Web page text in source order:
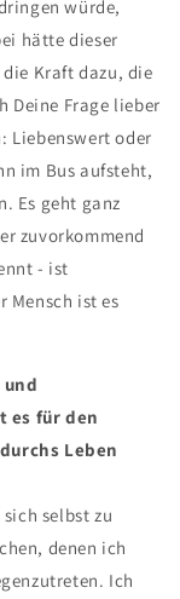
würde,
hätte dieser
Kraft dazu, die
Deine Frage lieber
Liebenswert oder
im Bus aufsteht,
Es geht ganz
zuvorkommend
- ist
Mensch ist es
es für den
Leben
selbst zu
denen ich
Ich